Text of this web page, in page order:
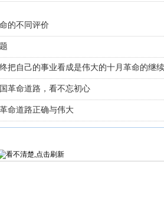
的不同评价
把自己的事业看成是伟大的十月革命的继续
革命道路，看不忘初心
命道路正确与伟大